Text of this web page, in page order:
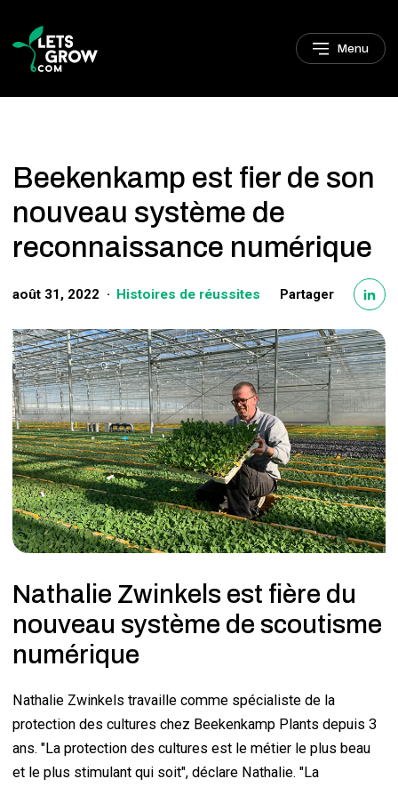
Menu
Beekenkamp est fier de son
nouveau système de
reconnaissance numérique
août 31, 2022 Histoires de réussites Partager
Nathalie Zwinkels est fière du
nouveau système de scoutisme
numérique
Nathalie Zwinkels travaille comme spécialiste de la
protection des cultures chez Beekenkamp Plants depuis 3
ans. "La protection des cultures est le métier le plus beau
et le plus stimulant qui soit", déclare Nathalie. "La